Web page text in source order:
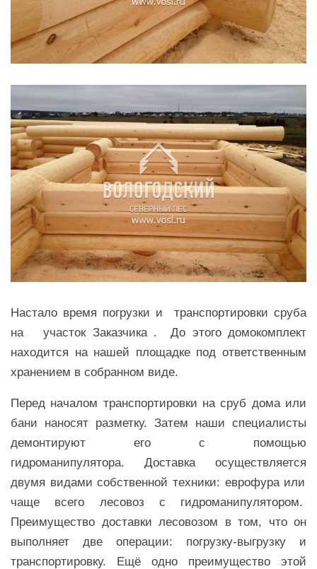
Настало время погрузки и транспортировки сруба
на
участок Заказчика . До этого домокомплект
находится на нашей площадке под ответственным
хранением в собранном виде.
Перед началом транспортировки на сруб дома или
бани наносят разметку. Затем наши специалисты
демонтируют его с помощью
гидроманипулятора. Доставка осуществляется
двумя видами собственной техники: еврофура или
чаще всего лесовоз с гидроманипулятором.
Преимущество доставки лесовозом в том, что он
выполняет две операции: погрузку-выгрузку и
транспортировку. Ещё одно преимущество этой